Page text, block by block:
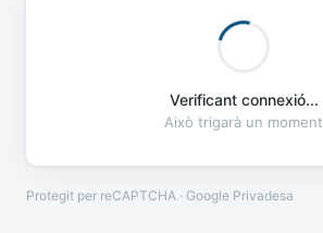
Verificant connexió...
Això trigarà un moment
Protegit per reCAPTCHA · Google Privadesa